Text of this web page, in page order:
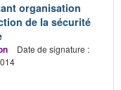
organisation
de la sécurité
Date de signature :